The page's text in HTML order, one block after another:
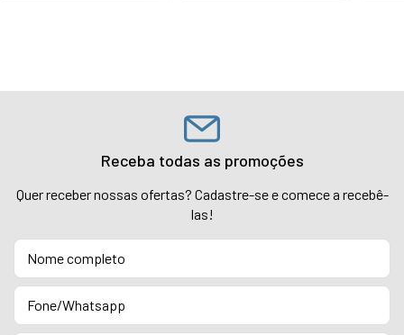
Receba todas as promoções
Quer receber nossas ofertas? Cadastre-se e comece a recebê-
las!